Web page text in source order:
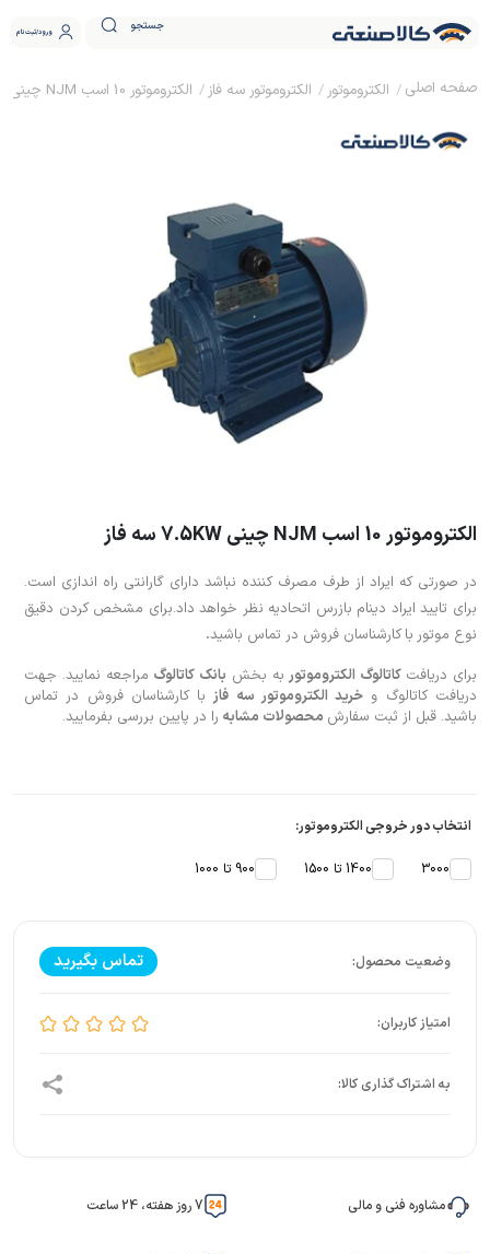
جستجو ورود ثبت نام
الکتروموتور الکتروموتور سه فاز الکتروموتور 10 اسب NJM چینی 7.5KW سه فاز
الکتروموتور 10 اسب NJM چینی 7.5KW سه فاز
در صورتی که ایراد از طرف مصرف کننده نباشد دارای گارانتی راه اندازی است.
برای تایید ایراد دینام بازرس اتحادیه نظر خواهد داد.برای مشخص کردن دقیق
نوع موتور با کارشناسان فروش در تماس باشید.
برای دریافت کاتالوگ الکتروموتور به بخش بانک کاتالوگ مراجعه نمایید. جهت
دریافت کاتالوگ و خرید الکتروموتور سه فازبا کارشناسان فروش در تماس
باشید. قبل از ثبت سفارش محصولات مشابه را در پایین بررسی بفرمایید.
انتخاب دور خروجی الکتروموتور:
3000 1400 تا 1500 900 تا 1000
تماس بگیرید
مشاوره فنی و مالی 7 روز هفته، 24 ساعت